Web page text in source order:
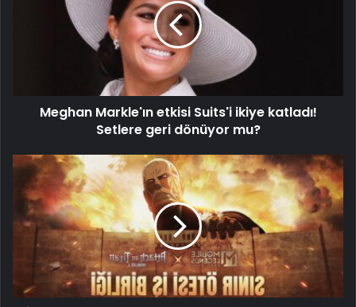
Meghan Markle'ın etkisi Suits'i ikiye katladı!
Setlere geri dönüyor mu?